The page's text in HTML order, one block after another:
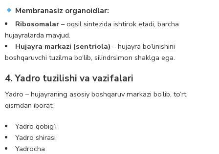
Membranasiz organoidlar:
Ribosomalar– oqsil sintezida ishtirok etadi, barcha
hujayralarda mavjud.
Hujayra markazi (sentriola) – hujayra bo‘linishini
boshqaruvchi tuzilma bo‘lib, silindrsimon shaklga ega.
4. Yadro tuzilishi va vazifalari
Yadro – hujayraning asosiy boshqaruv markazi bo‘lib, to‘rt
qismdan iborat:
Yadro qobig‘i
Yadro shirasi
Yadrocha